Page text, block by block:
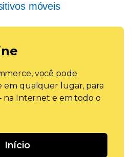
móveis
você pode
em qualquer lugar, para
na Internet e em todo o
Início